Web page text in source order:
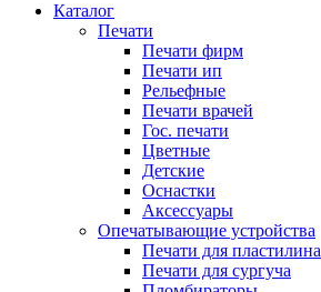
Каталог
Печати
Печати фирм
Печати ип
Рельефные
Печати врачей
Гос. печати
Цветные
Детские
Оснастки
Аксессуары
Опечатывающие устройства
Печати для пластилина
Печати для сургуча